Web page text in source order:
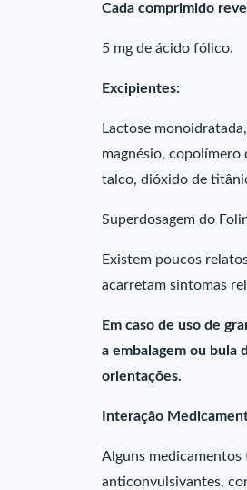
Cada comprimido
5 mg de ácido fólico.
Excipientes:
Lactose
magnésio,
talco, dióxido de
Superdosagem do
Existem poucos
acarretam sintomas
Em caso de uso de
a embalagem ou bula
orientações.
Interação
Alguns
anticonvulsivantes,